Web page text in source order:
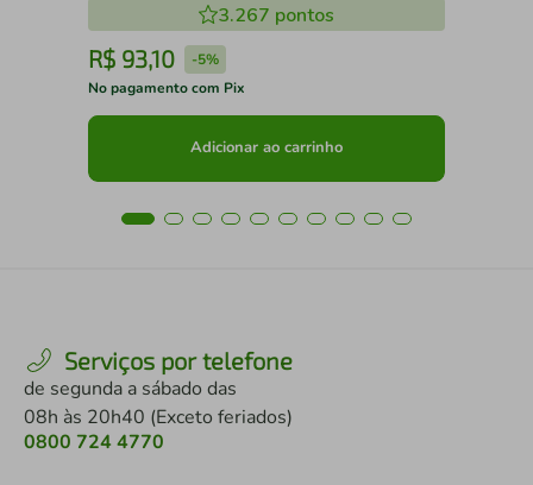
3.267 pontos
R$ 93,10 -5%
No pagamento com Pix
Adicionar ao carrinho
Serviços por telefone
de segunda a sábado das
08h às 20h40 (Exceto feriados)
0800 724 4770